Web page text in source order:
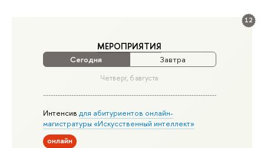
12
МЕРОПРИЯТИЯ
Сегодня Завтра
Четверг, 6 августа
Интенсивдля абитуриентов онлайн-
магистратуры «Искусственный интеллект»
онлайн